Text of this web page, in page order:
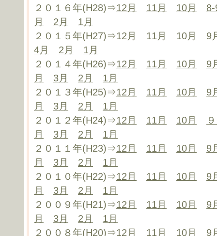
２０１６年(H28)⇒12月 11月 10月
月
2月
1月
２０１５年(H27)⇒12月 11月 10月
9
4月
2月
1月
２０１４年(H26)⇒12月 11月 10月
9
月
3月 2月
1月
２０１３年(H25)⇒12月 11月 10月
9
月
3月 2月
1月
２０１２年(H24)⇒12月 11月 10月
月
3月 2月
1月
２０１１年(H23)⇒12月 11月 10月
9
月
3月 2月
1月
２０１０年(H22)⇒12月 11月 10月
9
月
3月 2月
1月
２００９年(H21)⇒12月 11月 10月
9
月
3月 2月
1月
２００８年(H20)⇒12月 11月 10月
9